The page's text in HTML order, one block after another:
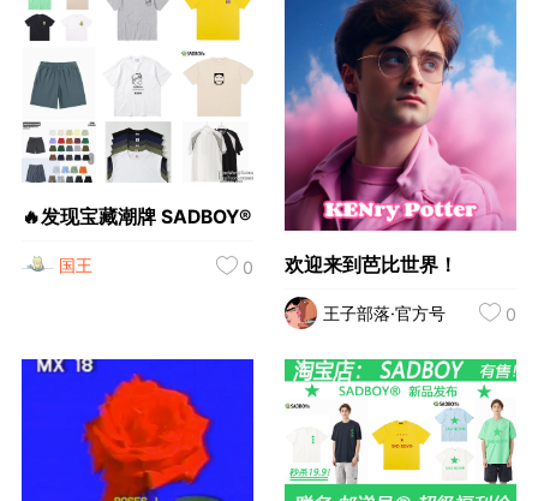
🔥发现宝藏潮牌 SADBOY®️
国王 0 欢迎来到芭比世界！ ​​​
王子部落·官方号 0